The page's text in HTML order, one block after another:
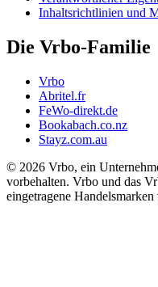
Inhaltsrichtlinien und
Die Vrbo-Familie
Vrbo
Abritel.fr
FeWo-direkt.de
Bookabach.co.nz
Stayz.com.au
© 2026 Vrbo, ein
vorbehalten. Vrbo und das
eingetragene